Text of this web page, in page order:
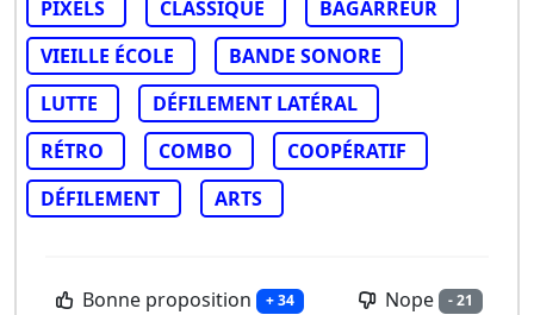
PIXELS
CLASSIQUE
BAGARREUR
VIEILLE ÉCOLE
BANDE SONORE
LUTTE
DÉFILEMENT LATÉRAL
RÉTRO
COMBO
COOPÉRATIF
DÉFILEMENT
ARTS
Bonne proposition + 34 Nope - 21